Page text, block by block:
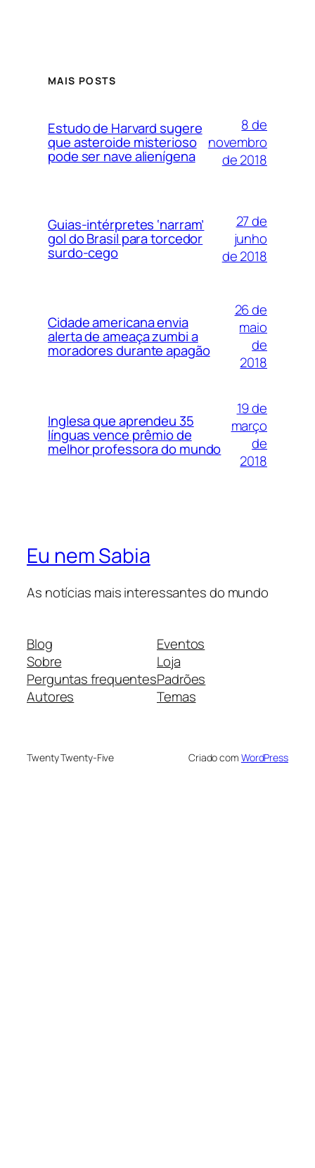
MAIS POSTS
Estudo de Harvard sugere
que asteroide misterioso
pode ser nave alienígena
8 de
novembro
de 2018
Guias-intérpretes ‘narram’
gol do Brasil para torcedor
surdo-cego
27 de
junho
de 2018
Cidade americana envia
alerta de ameaça zumbi a
moradores durante apagão
26 de
maio
de
2018
Inglesa que aprendeu 35
línguas vence prêmio de
melhor professora do mundo
19 de
março
de
2018
Eu nem Sabia
As notícias mais interessantes do mundo
Blog
Sobre
Perguntas frequentes
Autores
Eventos
Loja
Padrões
Temas
Twenty Twenty-Five Criado com WordPress